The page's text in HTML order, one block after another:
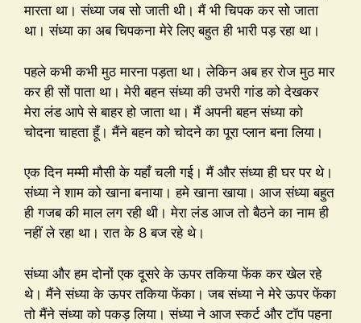
मारता था। संध्या जब सो जाती थी। मैं भी चिपक कर सो जाता
था। संध्या का अब चिपकना मेरे लिए बहुत ही भारी पड़ रहा था।
पहले कभी कभी मुठ मारना पड़ता था। लेकिन अब हर रोज मुठ मार
कर ही सों पाता था। मेरी बहन संध्या की उभरी गांड को देखकर
मेरा लंड आपे से बाहर हो जाता था। मैं अपनी बहन संध्या को
चोदना चाहता हूँ। मैंने बहन को चोदने का पूरा प्लान बना लिया।
एक दिन मम्मी मौसी के यहाँ चली गई। मैं और संध्या ही घर पर थे।
संध्या ने शाम को खाना बनाया। हमे खाना खाया। आज संध्या बहुत
ही गजब की माल लग रही थी। मेरा लंड आज तो बैठने का नाम ही
नहीं ले रहा था। रात के 8 बज रहे थे।
संध्या और हम दोनों एक दूसरे के ऊपर तकिया फेंक कर खेल रहे
थे। मैंने संध्या के ऊपर तकिया फेंका। जब संध्या ने मेरे ऊपर फेंका
तो मैंने संध्या को पकड़ लिया। संध्या ने आज स्कर्ट और टॉप पहना